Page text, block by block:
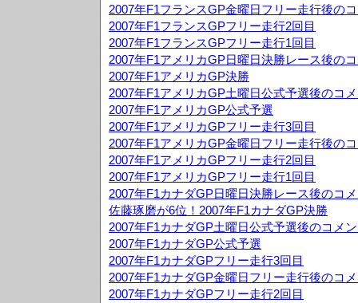
2007年F1フランスGP金曜日フリー走行後の
2007年F1フランスGPフリー走行2回目
2007年F1フランスGPフリー走行1回目
2007年F1アメリカGP日曜日決勝レース後の
2007年F1アメリカGP決勝
2007年F1アメリカGP土曜日公式予選後のコ
2007年F1アメリカGP公式予選
2007年F1アメリカGPフリー走行3回目
2007年F1アメリカGP金曜日フリー走行後の
2007年F1アメリカGPフリー走行2回目
2007年F1アメリカGPフリー走行1回目
2007年F1カナダGP日曜日決勝レース後のコ
佐藤琢磨が6位！2007年F1カナダGP決勝
2007年F1カナダGP土曜日公式予選後のコメ
2007年F1カナダGP公式予選
2007年F1カナダGPフリー走行3回目
2007年F1カナダGP金曜日フリー走行後のコ
2007年F1カナダGPフリー走行2回目